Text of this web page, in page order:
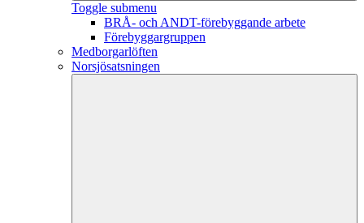
Toggle submenu
BRÅ- och ANDT-förebyggande arbete
Förebyggargruppen
Medborgarlöften
Norsjösatsningen